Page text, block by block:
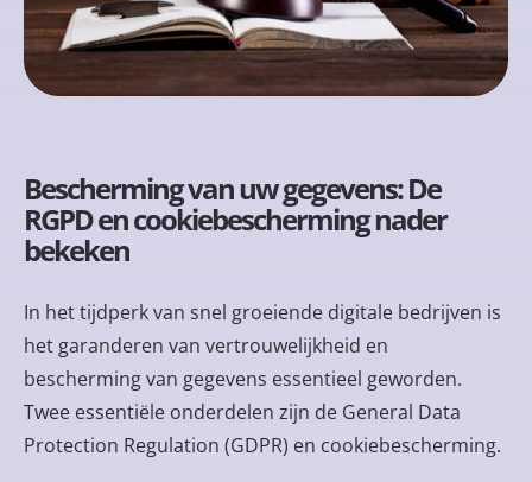
Bescherming van uw gegevens: De
RGPD en cookiebescherming nader
bekeken
In het tijdperk van snel groeiende digitale bedrijven is
het garanderen van vertrouwelijkheid en
bescherming van gegevens essentieel geworden.
Twee essentiële onderdelen zijn de General Data
Protection Regulation (GDPR) en cookiebescherming.